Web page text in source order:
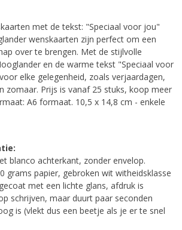
met de tekst: "Speciaal voor jou"
wenskaarten zijn perfect om een
over te brengen. Met de stijlvolle
en de warme tekst "Speciaal voor
elke gelegenheid, zoals verjaardagen,
zomaar. Prijs is vanaf 25 stuks, koop meer
A6 formaat. 10,5 x 14,8 cm - enkele
blanco achterkant, zonder envelop.
grams papier, gebroken wit witheidsklasse
met een lichte glans, afdruk is
schrijven, maar duurt paar seconden
is (vlekt dus een beetje als je er te snel